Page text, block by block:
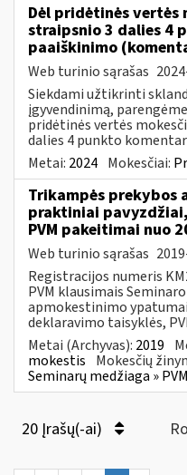
Dėl pridėtinės vertės
straipsnio 3 dalies 4
paaiškinimo
Web turinio sąrašas
Siekdami užtikrinti
įgyvendinimą,
pridėtinės vertės
dalies 4 punkto
Metai: 2024 Mokesčiai:
Trikampės prekybos
praktiniai
PVM pakeitimai nuo
Web turinio sąrašas
Registracijos numeris
PVM klausimais
apmokestinimo
deklaravimo taisyklės,
Metai (Archyvas): 2019
mokestis Mokesčių
Seminarų medžiaga »
20 Įrašų(-ai)